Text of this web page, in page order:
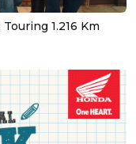
1.216 Km